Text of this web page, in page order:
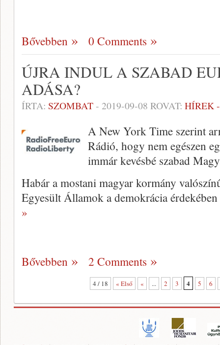
Bővebben 0 Comments
ÚJRA INDUL A SZABAD
ADÁSA?
ÍRTA: SZOMBAT- 2019-09-08 ROVAT: HÍREK
A New York Time szerint
Rádió, hogy nem egészen
immár kevésbé szabad
Habár a mostani magyar kormány
Egyesült Államok a demokrácia
»
Bővebben 2 Comments
4 / 18 « Első « ... 2 3 4 5 6